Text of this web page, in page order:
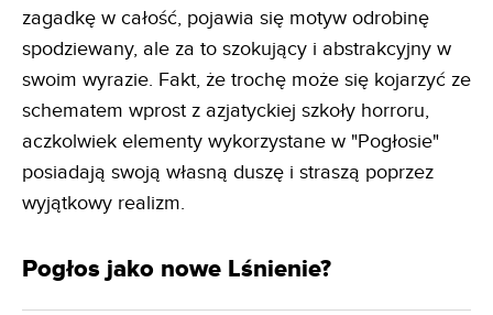
zagadkę w całość, pojawia się motyw odrobinę
spodziewany, ale za to szokujący i abstrakcyjny w
swoim wyrazie. Fakt, że trochę może się kojarzyć ze
schematem wprost z azjatyckiej szkoły horroru,
aczkolwiek elementy wykorzystane w "Pogłosie"
posiadają swoją własną duszę i straszą poprzez
wyjątkowy realizm.
Pogłos jako nowe Lśnienie?